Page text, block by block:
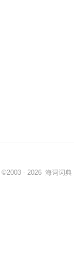
©2003 - 2026 海词词典